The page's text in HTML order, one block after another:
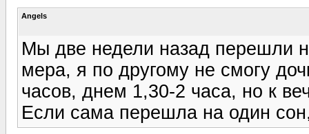
Angels
Мы две недели назад перешли
мера, я по другому не смогу
часов, днем 1,30-2 часа, но к
Если сама перешла на один